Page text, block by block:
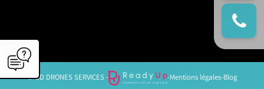
© GD DRONES SERVICES - -Mentions légales-Blog